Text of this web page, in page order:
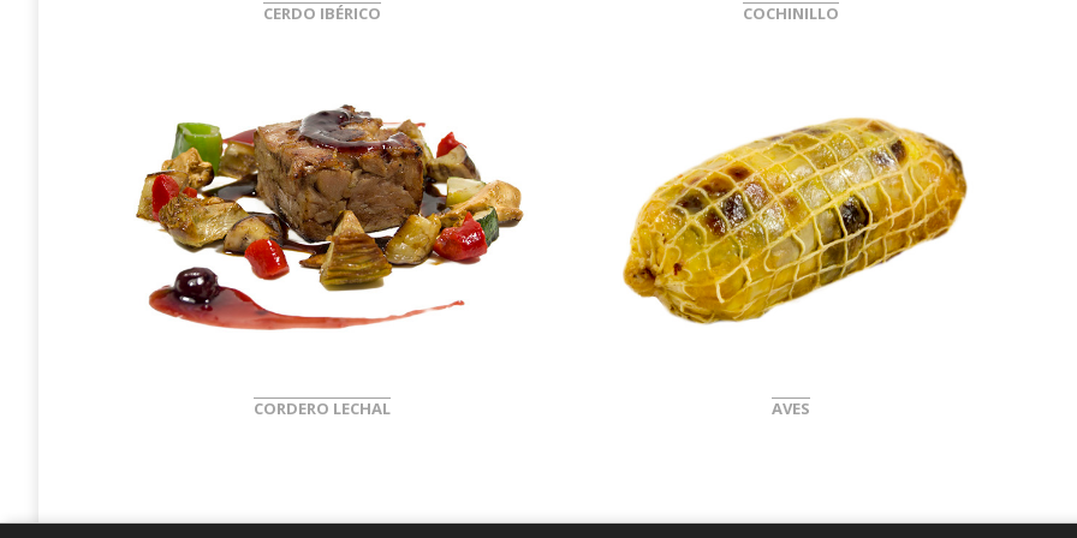
CERDO IBÉRICO COCHINILLO
Deshuesados
1/4 de lechazo
CORDERO LECHAL
Pollo relleno
AVES